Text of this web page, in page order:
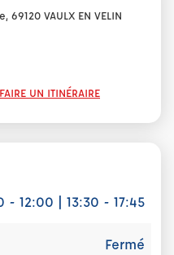
VAULX EN VELIN
FAIRE UN ITINÉRAIRE
- 12:00 | 13:30 - 17:45
Fermé